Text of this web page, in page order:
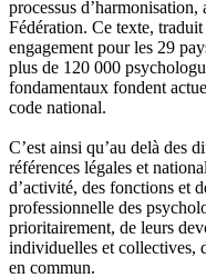
processus d’harmonisation,
Fédération. Ce texte,
engagement pour les 29
plus de 120 000
fondamentaux fondent
code national.
C’est ainsi qu’au delà des
références légales et
d’activité, des fonctions et
professionnelle des
prioritairement, de leurs
individuelles et collectives,
en commun.